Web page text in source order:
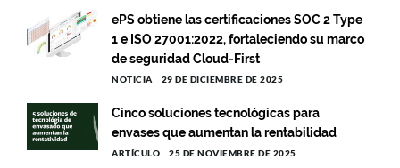
ePS obtiene las certificaciones SOC 2 Type
1 e ISO 27001:2022, fortaleciendo su marco
de seguridad Cloud-First
NOTICIA 29 DE DICIEMBRE DE 2025
Cinco soluciones tecnológicas para
envases que aumentan la rentabilidad
ARTÍCULO 25 DE NOVIEMBRE DE 2025